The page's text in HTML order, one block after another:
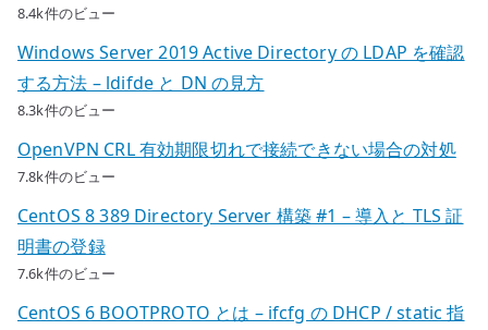
8.4k件のビュー
Windows Server 2019 Active Directory の LDAP を確認
する方法 – ldifde と DN の見方
8.3k件のビュー
OpenVPN CRL 有効期限切れで接続できない場合の対処
7.8k件のビュー
CentOS 8 389 Directory Server 構築 #1 – 導入と TLS 証
明書の登録
7.6k件のビュー
CentOS 6 BOOTPROTO とは – ifcfg の DHCP / static 指